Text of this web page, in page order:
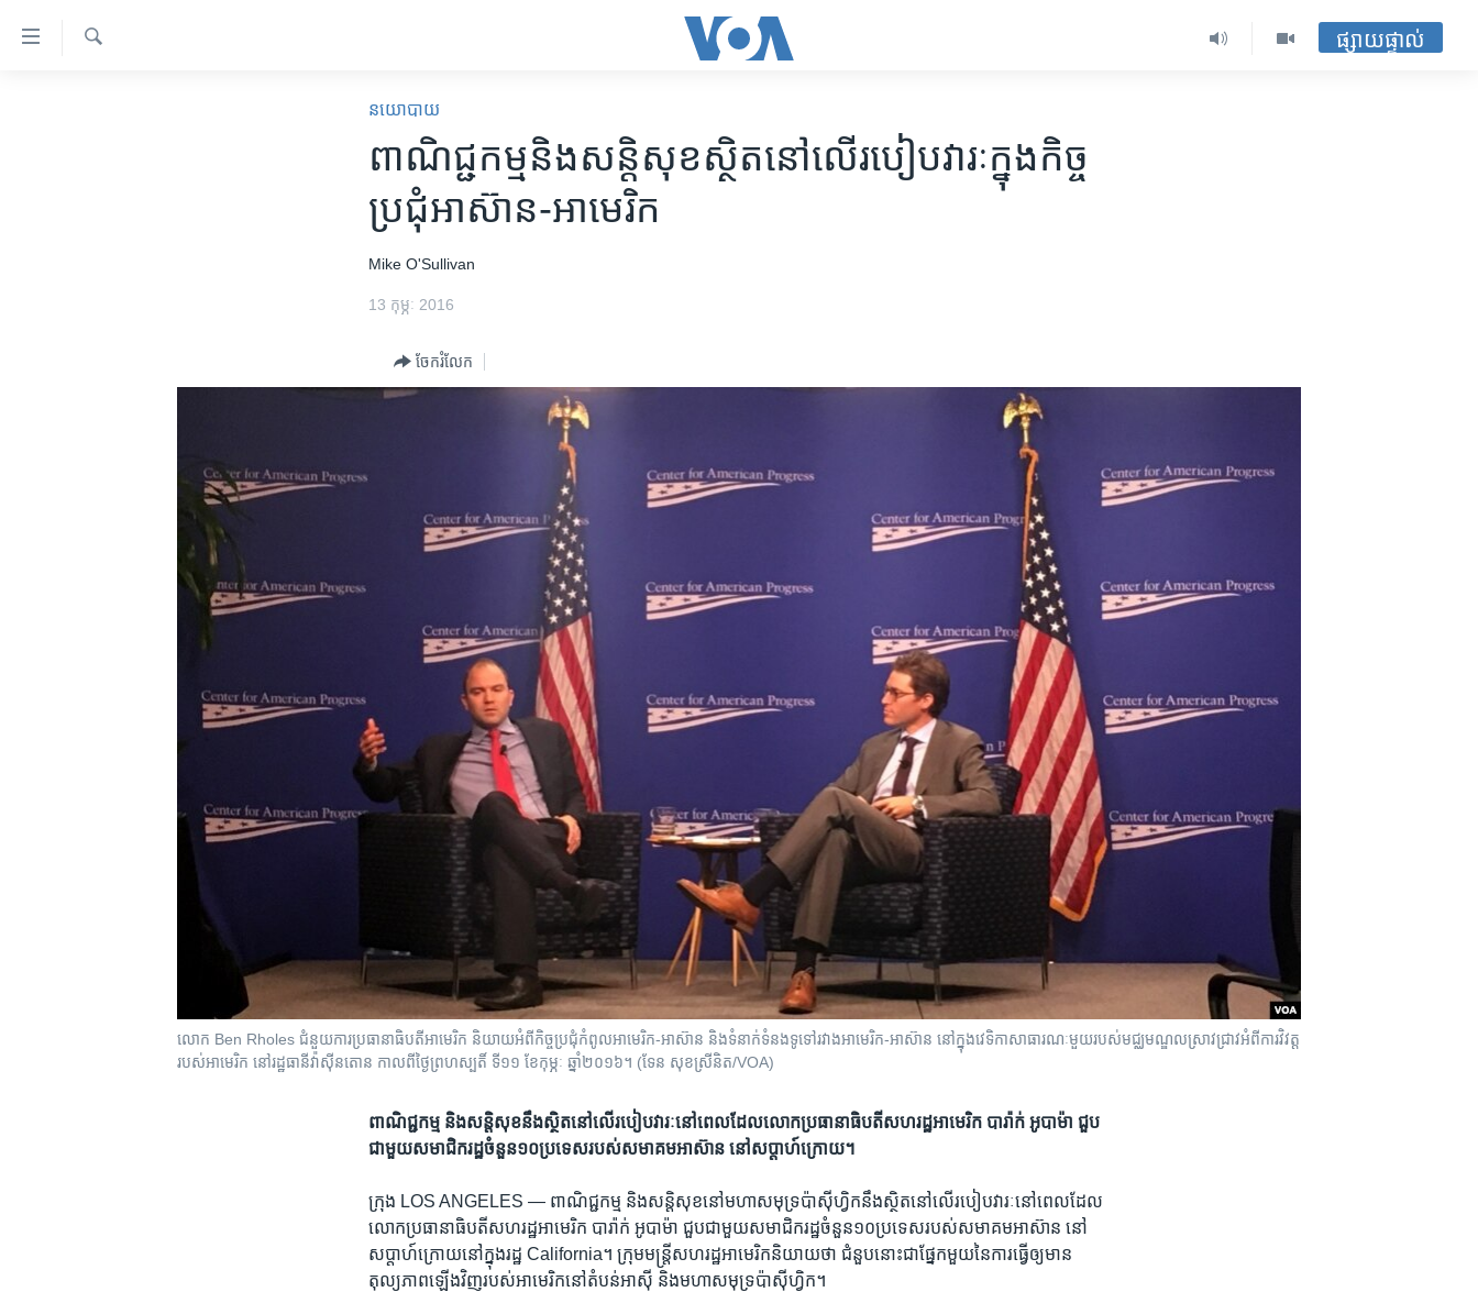
ទៅ​
ផ្សាយផ្ទាល់
នយោបាយ
ពាណិជ្ជកម្ម​និង​សន្តិសុខ​ស្ថិត​នៅ​លើ​របៀប​វារៈ​ក្នុង​កិច្ច
ប្រជុំ​អាស៊ាន-អាមេរិក
Mike O'Sullivan
13 កុម្ភៈ 2016
ចែករំលែក
លោក Ben Rholes ជំនួយ​ការ​ប្រធានា​ធិបតី​អាមេរិក និយាយ​អំពី​កិច្ច​ប្រជុំ​កំពូល​អាមេរិក-អាស៊ាន និង​ទំនាក់​ទំនង​ទូទៅ​រវាង​អាមេរិក-អាស៊ាន​ នៅ​ក្នុង​វេទិកា​សាធារណៈ​មួយ​របស់​មជ្ឈមណ្ឌល​ស្រាវជ្រាវ​អំពី​ការវិវត្ត​
របស់​អាមេរិក នៅ​រដ្ឋធានី​វ៉ាស៊ីនតោន កាល​ពី​ថ្ងៃ​ព្រហស្បតិ៍ ទី​១១ ខែ​កុម្ភៈ ឆ្នាំ​២០១៦។ (ទែន សុខស្រីនិត/VOA)
ពាណិជ្ជកម្ម​ និង​សន្តិសុខ​​នឹង​ស្ថិត​នៅ​លើ​របៀប​វារៈ​នៅពេល​ដែល​​លោក​ប្រធានាធិបតី​សហរដ្ឋ​អាមេរិក ​បារ៉ាក់ ​អូបាម៉ា ​ជួប​
ជាមួយ​សមាជិក​រដ្ឋ​ចំនួន​១០​ប្រទេស​របស់​សមាគម​អាស៊ាន នៅ​សប្តាហ៍​ក្រោយ។
ក្រុង LOS ANGELES — ពាណិជ្ជកម្ម​ និង​សន្តិសុខ​នៅ​មហា​សមុទ្រ​ប៉ាស៊ីហ្វិក​នឹង​ស្ថិត​នៅ​លើ​របៀប​វារៈ​នៅពេល​ដែល
លោក​ប្រធានាធិបតី​សហរដ្ឋ​អាមេរិក ​បារ៉ាក់ ​អូបាម៉ា ​ជួប​ជាមួយ​សមាជិក​រដ្ឋ​ចំនួន​១០​ប្រទេស​របស់​សមាគម​អាស៊ាន នៅ​
សប្តាហ៍​ក្រោយ​នៅ​ក្នុង​រដ្ឋ​ California។ ក្រុម​មន្រ្តី​សហរដ្ឋ​អាមេរិក​និយាយ​ថា ​ជំនួប​នោះ​ជា​ផ្នែក​មួយ​នៃ​ការ​ធ្វើ​ឲ្យ​មាន​
តុល្យភាព​ឡើង​វិញ​របស់​អាមេរិក​នៅ​តំបន់​អាស៊ី​ និង​មហា​សមុទ្រ​ប៉ាស៊ីហ្វិក។